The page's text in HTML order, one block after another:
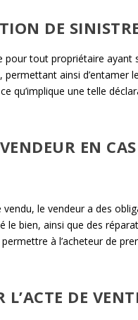
DE
pour tout propriétaire ayant
permettant ainsi d’entamer
qu’implique une telle
EN
vendu, le vendeur a des
le bien, ainsi que des
à l’acheteur de
DE